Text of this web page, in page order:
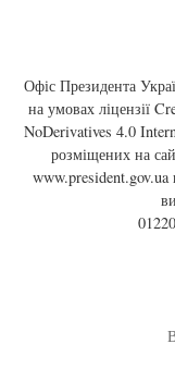
Офіс Президента
на умовах ліцензії
NoDerivatives 4.0
розміщених на
www.president.gov.ua